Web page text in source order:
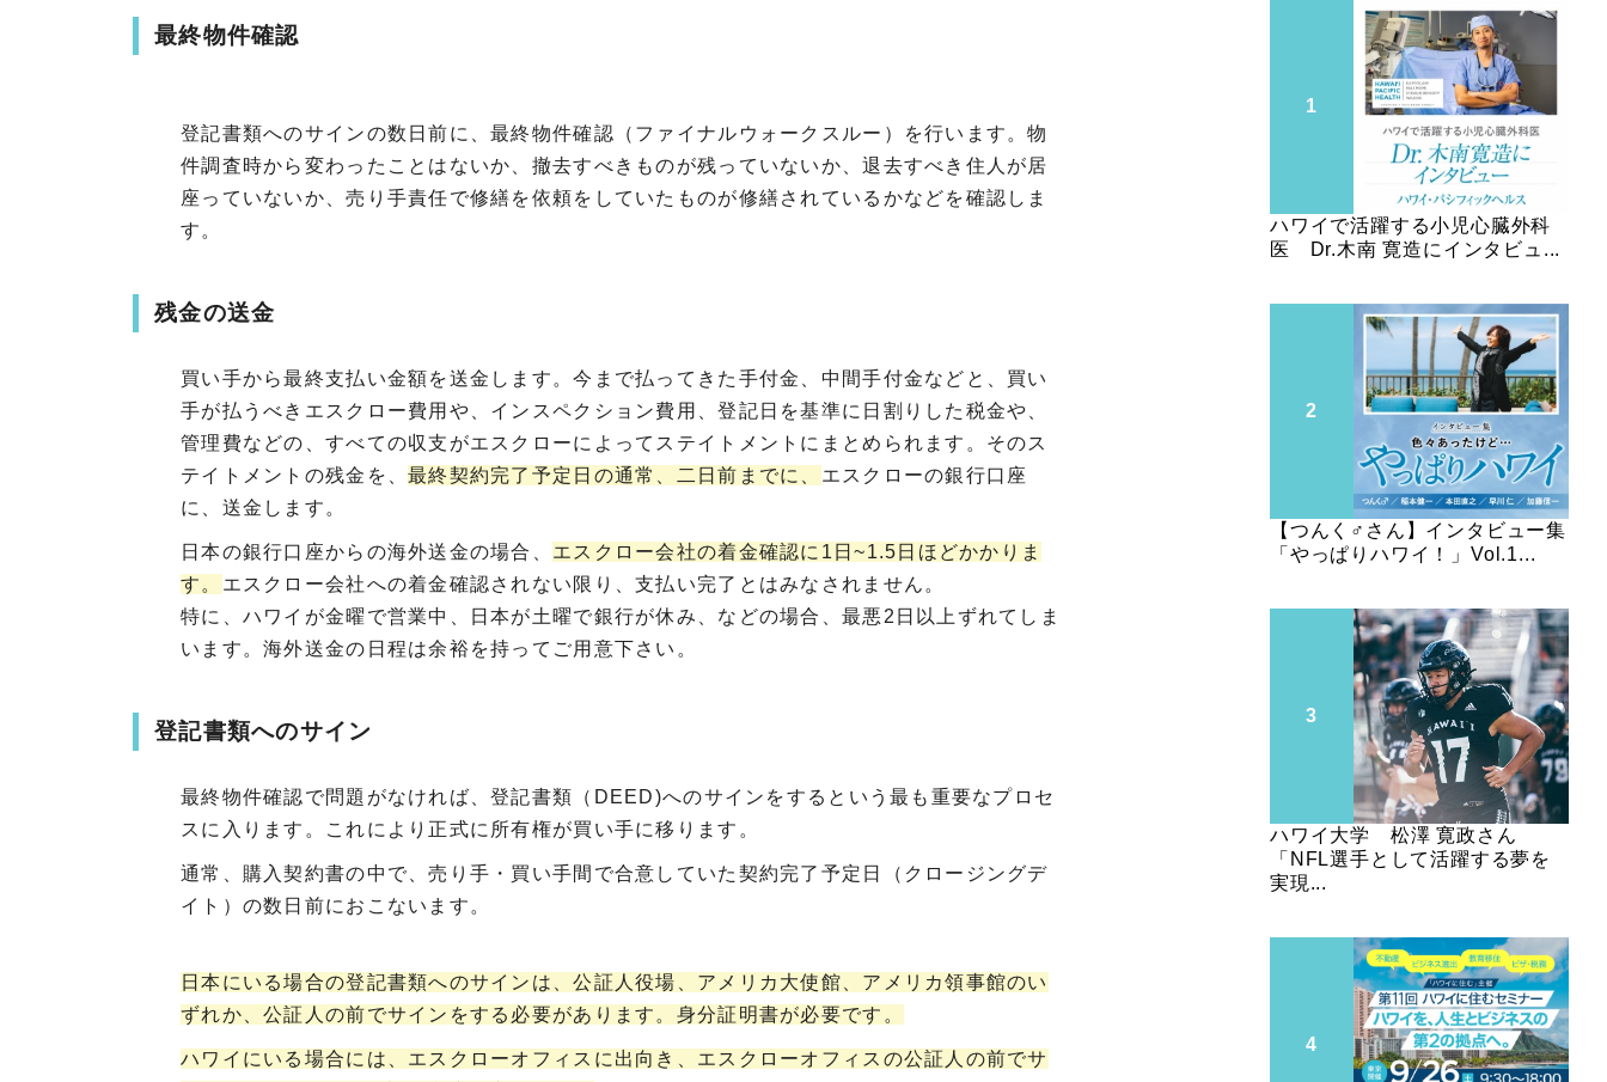
最終物件確認
登記書類へのサインの数日前に、最終物件確認（ファイナルウォークスルー）を行います。物
件調査時から変わったことはないか、撤去すべきものが残っていないか、退去すべき住人が居
座っていないか、売り手責任で修繕を依頼をしていたものが修繕されているかなどを確認しま
す。
残金の送金
買い手から最終支払い金額を送金します。今まで払ってきた手付金、中間手付金などと、買い
手が払うべきエスクロー費用や、インスペクション費用、登記日を基準に日割りした税金や、
管理費などの、すべての収支がエスクローによってステイトメントにまとめられます。そのス
テイトメントの残金を、最終契約完了予定日の通常、二日前までに、 エスクローの銀行口座
に、送金します。
日本の銀行口座からの海外送金の場合、 エスクロー会社の着金確認に1日~1.5日ほどかかりま
す。 エスクロー会社への着金確認されない限り、支払い完了とはみなされません。
特に、ハワイが金曜で営業中、日本が土曜で銀行が休み、などの場合、最悪2日以上ずれてしま
います。海外送金の日程は余裕を持ってご用意下さい。
登記書類へのサイン
最終物件確認で問題がなければ、登記書類（DEED)へのサインをするという最も重要なプロセ
スに入ります。これにより正式に所有権が買い手に移ります。
通常、購入契約書の中で、売り手・買い手間で合意していた契約完了予定日（クロージングデ
イト）の数日前におこないます。
日本にいる場合の登記書類へのサインは、公証人役場、アメリカ大使館、アメリカ領事館のい
ずれか、公証人の前でサインをする必要があります。身分証明書が必要です。
ハワイにいる場合には、エスクローオフィスに出向き、エスクローオフィスの公証人の前でサ
ハワイで活躍する小児心臓外科
医 Dr.木南 寛造にインタビュ...
【つんく♂さん】インタビュー集
「やっぱりハワイ！」Vol.1...
ハワイ大学 松澤 寛政さん
「NFL選手として活躍する夢を
実現...